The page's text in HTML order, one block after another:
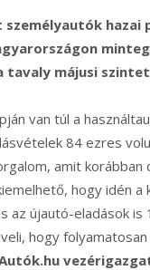
hazai
tavaly májusi
van túl a
84 ezres
amit korábban
hogy idén
az újautó-eladások
hogy